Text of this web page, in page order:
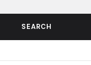
SEARCH